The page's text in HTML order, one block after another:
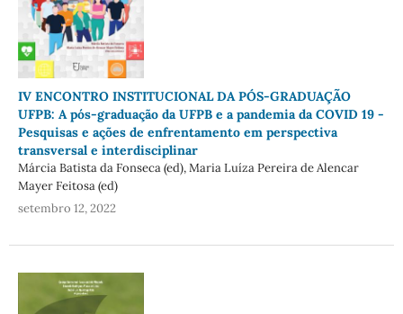
IV ENCONTRO INSTITUCIONAL DA PÓS-GRADUAÇÃO
UFPB: A pós-graduação da UFPB e a pandemia da COVID 19 -
Pesquisas e ações de enfrentamento em perspectiva
transversal e interdisciplinar
Márcia Batista da Fonseca (ed), Maria Luíza Pereira de Alencar
Mayer Feitosa (ed)
setembro 12, 2022